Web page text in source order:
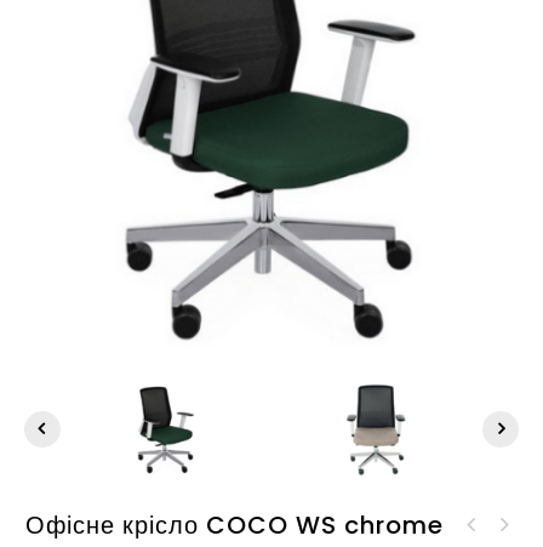
Офісне крісло COCO WS chrome